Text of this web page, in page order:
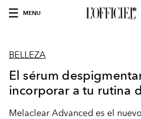
MENU
BELLEZA
El sérum
incorporar a tu rutina
Melaclear Advanced es el